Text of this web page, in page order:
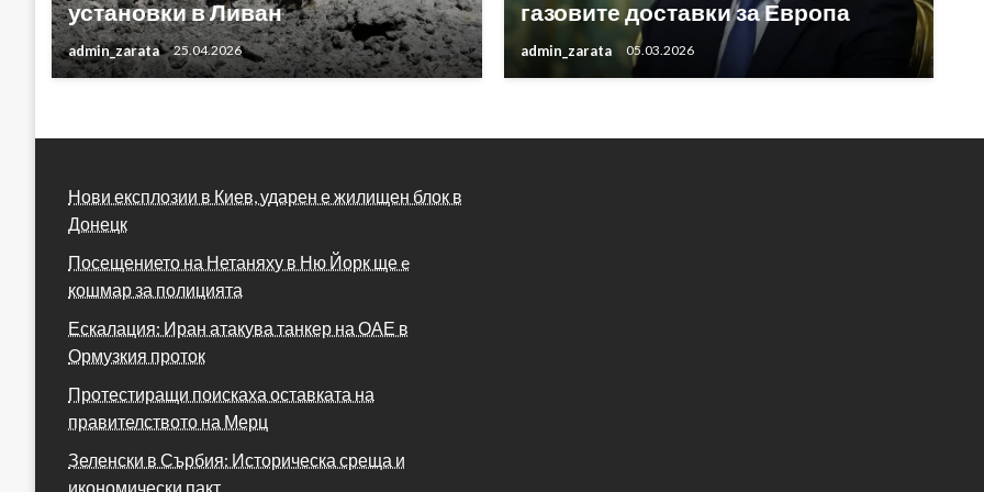
установки в Ливан
admin_zarata 25.04.2026
газовите доставки за Европа
admin_zarata 05.03.2026
Нови експлозии в Киев, ударен е жилищен блок в
Донецк
Посещението на Нетаняху в Ню Йорк ще e
кошмар за полицията
Ескалация: Иран атакува танкер на ОАЕ в
Ормузкия проток
Протестиращи поискаха оставката на
правителството на Мерц
Зеленски в Сърбия: Историческа среща и
икономически пакт